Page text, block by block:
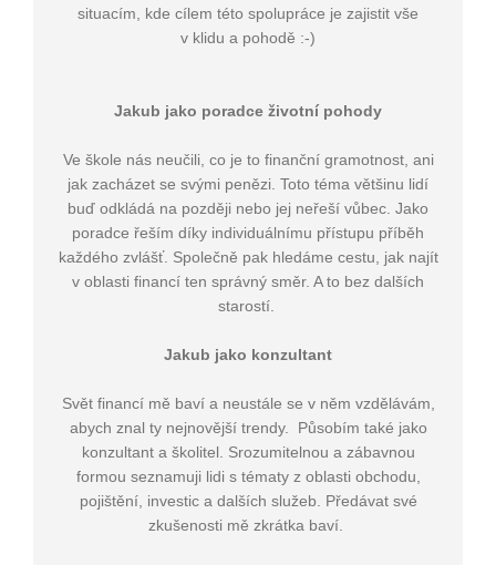
situacím, kde cílem této spolupráce je zajistit vše
v klidu a pohodě :-)
Jakub jako poradce životní pohody
Ve škole nás neučili, co je to finanční gramotnost, ani
jak zacházet se svými penězi. Toto téma většinu lidí
buď odkládá na později nebo jej neřeší vůbec. Jako
poradce řeším díky individuálnímu přístupu příběh
každého zvlášť. Společně pak hledáme cestu, jak najít
v oblasti financí ten správný směr. A to bez dalších
starostí.
Jakub jako konzultant
Svět financí mě baví a neustále se v něm vzdělávám,
abych znal ty nejnovější trendy. Působím také jako
konzultant a školitel. Srozumitelnou a zábavnou
formou seznamuji lidi s tématy z oblasti obchodu,
pojištění, investic a dalších služeb. Předávat své
zkušenosti mě zkrátka baví.